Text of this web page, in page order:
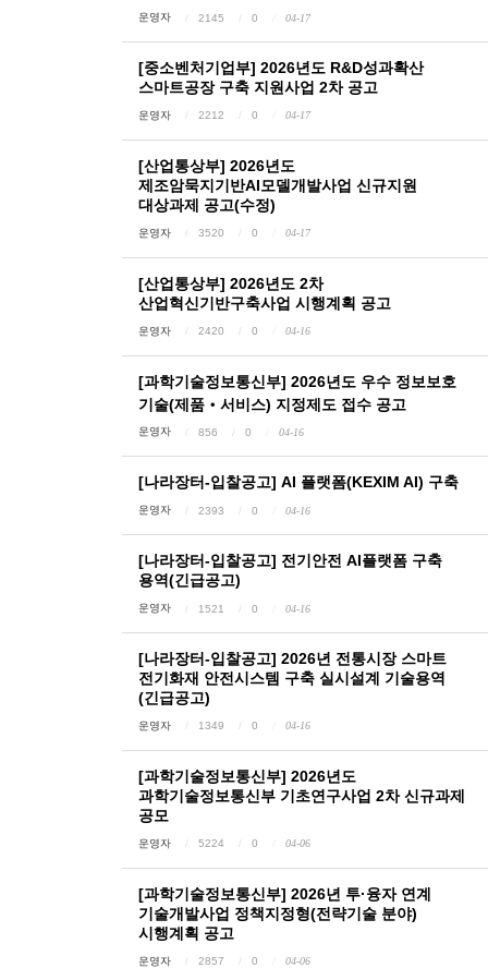
운영자 2145 0 04-17
[중소벤처기업부] 2026년도 R&D성과확산
스마트공장 구축 지원사업 2차 공고
운영자 2212 0 04-17
[산업통상부] 2026년도
제조암묵지기반AI모델개발사업 신규지원
대상과제 공고(수정)
운영자 3520 0 04-17
[산업통상부] 2026년도 2차
산업혁신기반구축사업 시행계획 공고
운영자 2420 0 04-16
[과학기술정보통신부] 2026년도 우수 정보보호
기술(제품‧서비스) 지정제도 접수 공고
운영자 856 0 04-16
[나라장터-입찰공고] AI 플랫폼(KEXIM AI) 구축
운영자 2393 0 04-16
[나라장터-입찰공고] 전기안전 AI플랫폼 구축
용역(긴급공고)
운영자 1521 0 04-16
[나라장터-입찰공고] 2026년 전통시장 스마트
전기화재 안전시스템 구축 실시설계 기술용역
(긴급공고)
운영자 1349 0 04-16
[과학기술정보통신부] 2026년도
과학기술정보통신부 기초연구사업 2차 신규과제
공모
운영자 5224 0 04-06
[과학기술정보통신부] 2026년 투·융자 연계
기술개발사업 정책지정형(전략기술 분야)
시행계획 공고
운영자 2857 0 04-06